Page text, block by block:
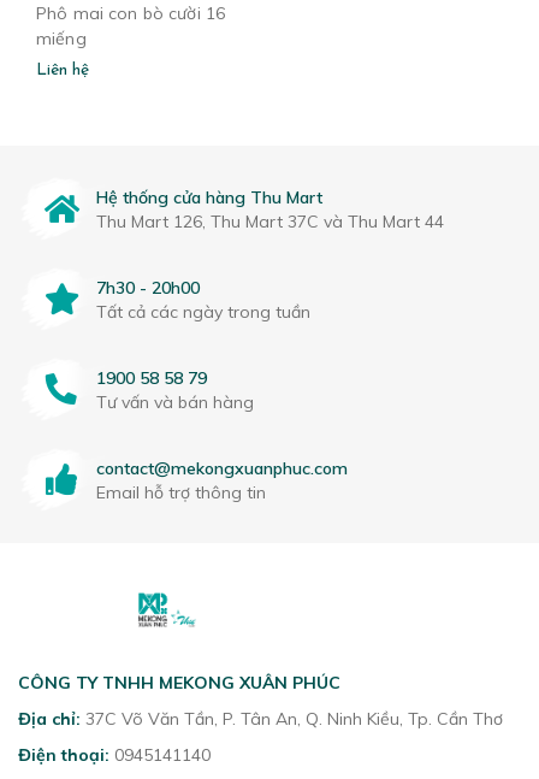
Phô mai con bò cười 16
miếng
Liên hệ
Hệ thống cửa hàng Thu Mart
Thu Mart 126, Thu Mart 37C và Thu Mart 44
7h30 - 20h00
Tất cả các ngày trong tuần
1900 58 58 79
Tư vấn và bán hàng
contact@mekongxuanphuc.com
Email hỗ trợ thông tin
CÔNG TY TNHH MEKONG XUÂN PHÚC
Địa chỉ: 37C Võ Văn Tần, P. Tân An, Q. Ninh Kiều, Tp. Cần Thơ
Điện thoại: 0945141140